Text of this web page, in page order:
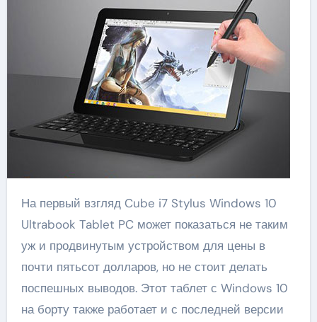
На первый взгляд Cube i7 Stylus Windows 10
Ultrabook Tablet PC может показаться не таким
уж и продвинутым устройством для цены в
почти пятьсот долларов, но не стоит делать
поспешных выводов. Этот таблет с Windows 10
на борту также работает и с последней версии